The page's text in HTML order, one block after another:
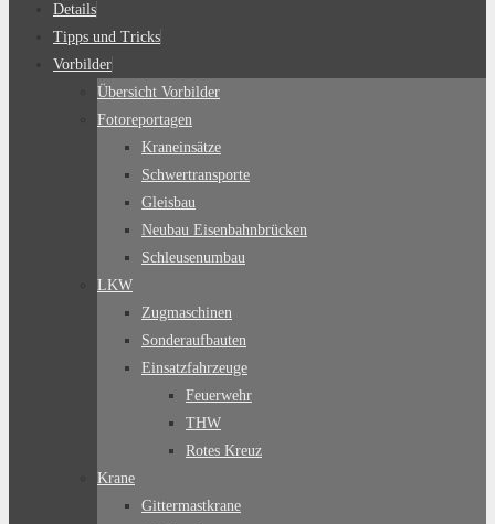
Details
Tipps und Tricks
Vorbilder
Übersicht Vorbilder
Fotoreportagen
Kraneinsätze
Schwertransporte
Gleisbau
Neubau Eisenbahnbrücken
Schleusenumbau
LKW
Zugmaschinen
Sonderaufbauten
Einsatzfahrzeuge
Feuerwehr
THW
Rotes Kreuz
Krane
Gittermastkrane